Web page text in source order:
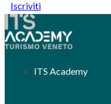
Iscriviti
ITS Academy